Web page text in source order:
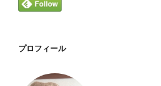
プロフィール